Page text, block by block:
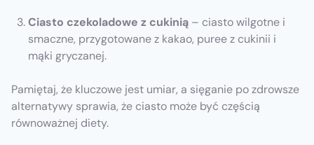
Ciasto czekoladowe z cukinią – ciasto wilgotne i
smaczne, przygotowane z kakao, puree z cukinii i
mąki gryczanej.
Pamiętaj, że kluczowe jest umiar, a sięganie po zdrowsze
alternatywy sprawia, że ciasto może być częścią
równoważnej diety.